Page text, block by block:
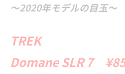
～2020年モデルの目玉～
TREK
Domane SLR 7 ¥